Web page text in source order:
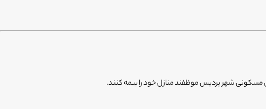
مسکونی شهر پردیس موظفند منازل خود را بیمه کنند.